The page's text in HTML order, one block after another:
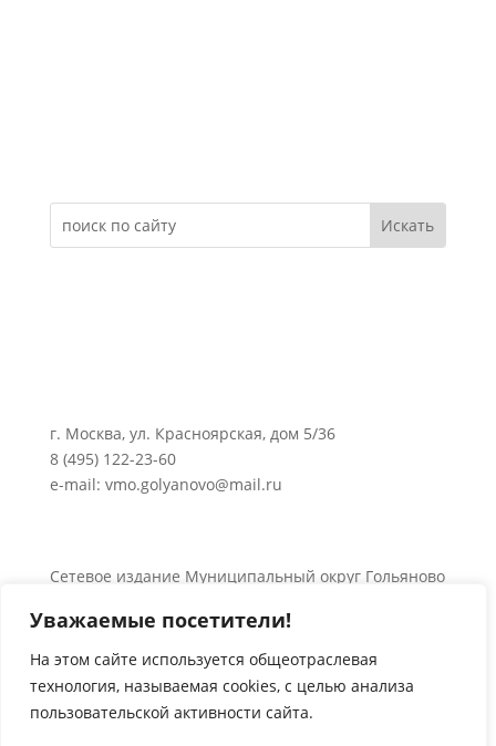
Уважаемые посетители!
На этом сайте используется общеотраслевая
технология, называемая cookies, с целью анализа
пользовательской активности сайта.
г. Москва, ул. Красноярская, дом 5/36
8 (495) 122-23-60
e-mail: vmo.golyanovo@mail.ru
Сетевое издание Муниципальный округ Гольяново
Об использовании информации сайта.
© 2024 Все права защищены.